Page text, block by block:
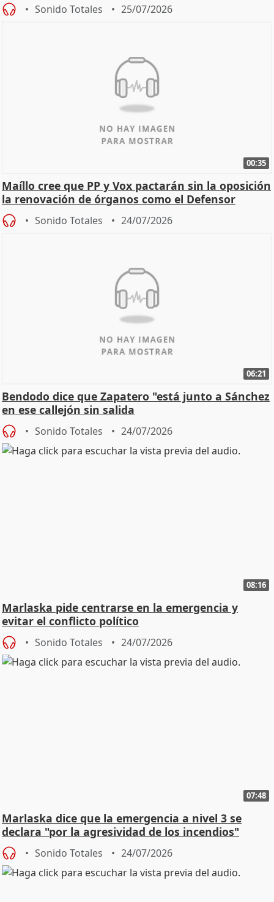
Sonido Totales 25/07/2026
00:35
Maíllo cree que PP y Vox pactarán sin la oposición
la renovación de órganos como el Defensor
Sonido Totales 24/07/2026
06:21
Bendodo dice que Zapatero "está junto a Sánchez
en ese callejón sin salida
Sonido Totales 24/07/2026
08:16
Marlaska pide centrarse en la emergencia y
evitar el conflicto político
Sonido Totales 24/07/2026
07:48
Marlaska dice que la emergencia a nivel 3 se
declara "por la agresividad de los incendios"
Sonido Totales 24/07/2026